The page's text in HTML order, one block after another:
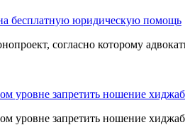
бесплатную юридическую помощь
согласно которому
уровне запретить ношение
уровне запретить ношение